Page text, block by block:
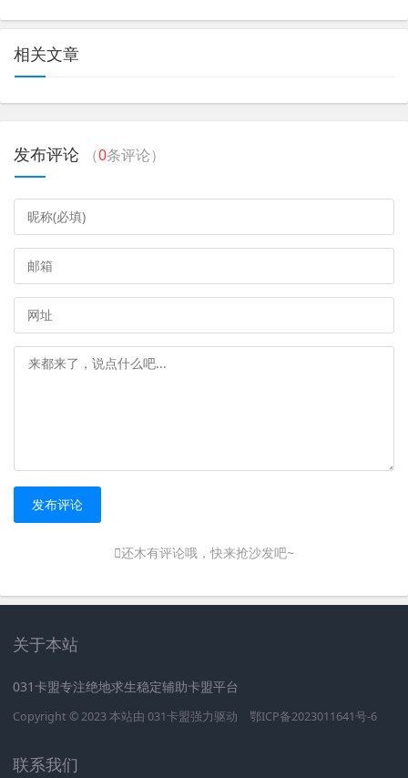
相关文章
发布评论 （0条评论）
发布评论
还木有评论哦，快来抢沙发吧~
关于本站
031卡盟专注绝地求生稳定辅助卡盟平台
Copyright © 2023 本站由 031卡盟强力驱动 鄂ICP备2023011641号-6
联系我们